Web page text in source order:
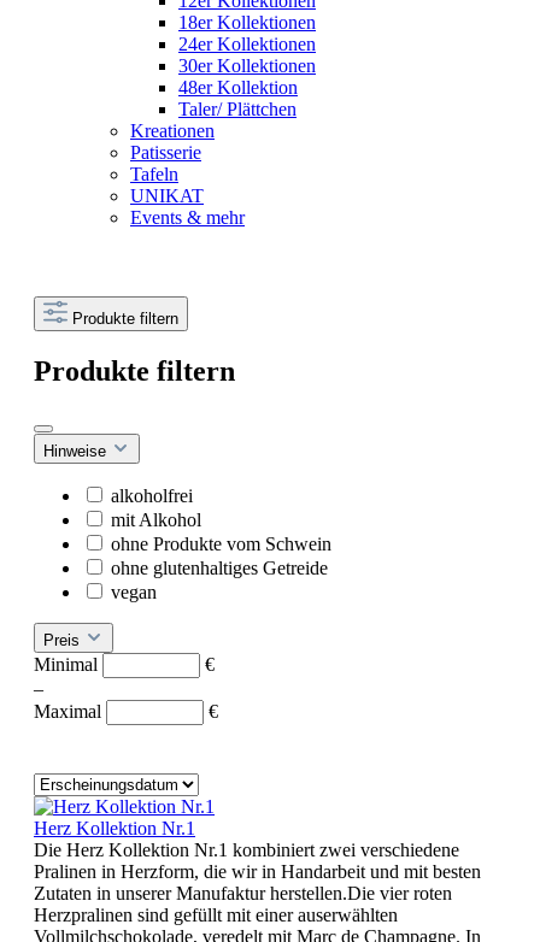
18er Kollektionen
24er Kollektionen
30er Kollektionen
48er Kollektion
Taler/ Plättchen
Kreationen
Patisserie
Tafeln
UNIKAT
Events & mehr
Produkte filtern
Produkte filtern
Hinweise
alkoholfrei
mit Alkohol
ohne Produkte vom Schwein
ohne glutenhaltiges Getreide
vegan
Preis
Minimal
€
–
Maximal
€
Herz Kollektion Nr.1
Die Herz Kollektion Nr.1 kombiniert zwei verschiedene
Pralinen in Herzform, die wir in Handarbeit und mit besten
Zutaten in unserer Manufaktur herstellen.Die vier roten
Herzpralinen sind gefüllt mit einer auserwählten
Vollmilchschokolade, veredelt mit Marc de Champagne. In